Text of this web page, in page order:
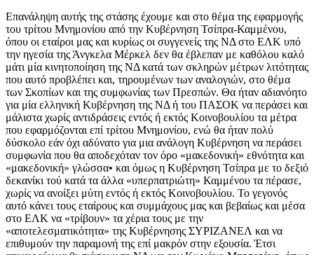
Επανάληψη αυτής της στάσης έχουμε και στο θέμα της εφαρμογής
του τρίτου Μνημονίου από την Κυβέρνηση Τσίπρα-Καμμένου,
όπου οι εταίροι μας και κυρίως οι συγγενείς της ΝΔ στο ΕΛΚ υπό
την ηγεσία της Άνγκελα Μέρκελ δεν θα έβλεπαν με καθόλου καλό
μάτι μία κινητοποίηση της ΝΔ κατά των σκληρών μέτρων λιτότητας
που αυτό προβλέπει και, τηρουμένων των αναλογιών, στο θέμα
των Σκοπίων και της συμφωνίας των Πρεσπών. Θα ήταν αδιανόητο
για μία ελληνική Κυβέρνηση της ΝΔ ή του ΠΑΣΟΚ να περάσει και
μάλιστα χωρίς αντιδράσεις εντός ή εκτός Κοινοβουλίου τα μέτρα
που εφαρμόζονται επί τρίτου Μνημονίου, ενώ θα ήταν πολύ
δύσκολο εάν όχι αδύνατο για μια ανάλογη Κυβέρνηση να περάσει
συμφωνία που θα αποδεχόταν τον όρο «μακεδονική» εθνότητα και
«μακεδονική» γλώσσα• και όμως η Κυβέρνηση Τσίπρα με το δεξιό
δεκανίκι τού κατά τα άλλα «υπερπατριώτη» Καμμένου τα πέρασε,
χωρίς να ανοίξει μύτη εντός ή εκτός Κοινοβουλίου. Το γεγονός
αυτό κάνει τους εταίρους και συμμάχους μας και βεβαίως και μέσα
στο ΕΛΚ να «τρίβουν» τα χέρια τους με την
«αποτελεσματικότητα» της Κυβέρνησης ΣΥΡΙΖΑΝΕΛ και να
επιθυμούν την παραμονή της επί μακρόν στην εξουσία. Έτσι